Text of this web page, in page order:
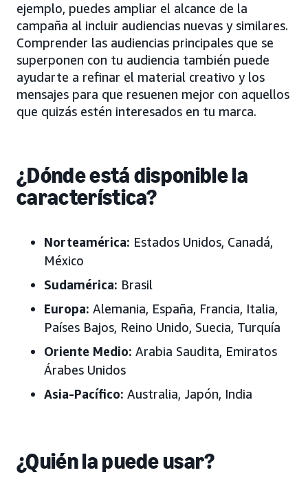
ejemplo, puedes ampliar el alcance de la
campaña al incluir audiencias nuevas y similares.
Comprender las audiencias principales que se
superponen con tu audiencia también puede
ayudarte a refinar el material creativo y los
mensajes para que resuenen mejor con aquellos
que quizás estén interesados en tu marca.
¿Dónde está disponible la
característica?
Norteamérica: Estados Unidos, Canadá,
México
Sudamérica: Brasil
Europa: Alemania, España, Francia, Italia,
Países Bajos, Reino Unido, Suecia, Turquía
Oriente Medio: Arabia Saudita, Emiratos
Árabes Unidos
Asia-Pacífico: Australia, Japón, India
¿Quién la puede usar?